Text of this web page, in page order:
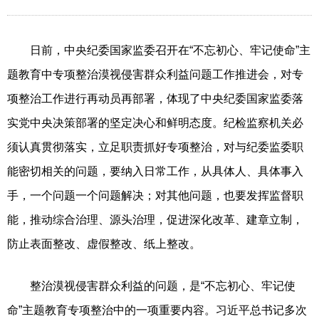
日前，中央纪委国家监委召开在“不忘初心、牢记使命”主
题教育中专项整治漠视侵害群众利益问题工作推进会，对专
项整治工作进行再动员再部署，体现了中央纪委国家监委落
实党中央决策部署的坚定决心和鲜明态度。纪检监察机关必
须认真贯彻落实，立足职责抓好专项整治，对与纪委监委职
能密切相关的问题，要纳入日常工作，从具体人、具体事入
手，一个问题一个问题解决；对其他问题，也要发挥监督职
能，推动综合治理、源头治理，促进深化改革、建章立制，
防止表面整改、虚假整改、纸上整改。
整治漠视侵害群众利益的问题，是“不忘初心、牢记使
命”主题教育专项整治中的一项重要内容。习近平总书记多次